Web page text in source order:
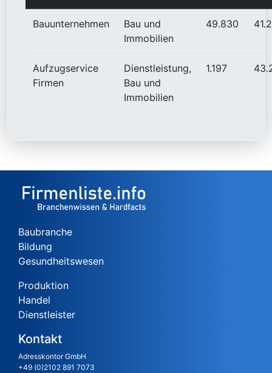
Bauunternehmen
Bau und
Immobilien
49.830
Aufzugservice
Firmen
Dienstleistung,
Bau und
Immobilien
1.197
Baubranche
Bildung
Gesundheitswesen
Produktion
Handel
Dienstleister
Kontakt
Adresskontor GmbH
+49 (0)2102 891 7073